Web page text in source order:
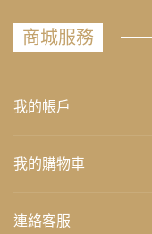
商城服務
我的帳戶
我的購物車
連絡客服